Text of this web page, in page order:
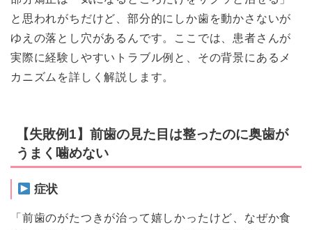
と思われがちだけど、部分的にしか歯を動かさないが
ゆえの落とし穴があるんです。ここでは、患者さんが
実際に経験しやすいトラブル例と、その背景にあるメ
カニズムを詳しく解説します。
【失敗例1】前歯の見た目は整ったのに奥歯が
うまく噛めない
症状
「前歯のがたつきが治って嬉しかったけど、なぜか食